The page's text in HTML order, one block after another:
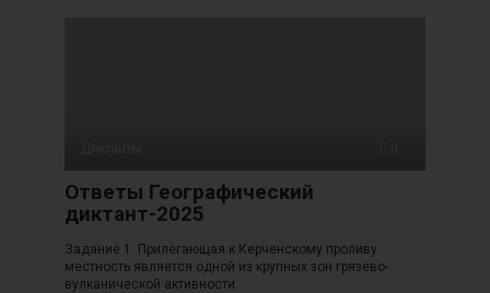
Ответы Географический
диктант-2025
Задание 1. Прилегающая к Керченскому проливу
местность является одной из крупных зон грязево-
вулканической активности.